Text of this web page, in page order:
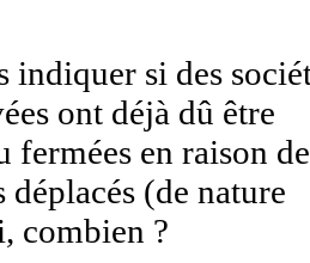
indiquer si des
ont déjà dû être
fermées en raison de
(de nature
combien ?